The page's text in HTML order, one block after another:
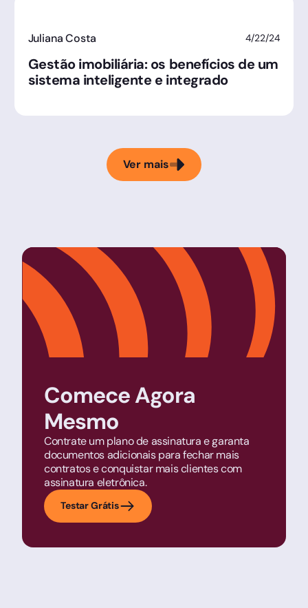
Juliana Costa 4/22/24
Gestão imobiliária: os benefícios de um
sistema inteligente e integrado
Ver mais
Comece Agora
Mesmo
Contrate um plano de assinatura e garanta
documentos adicionais para fechar mais
contratos e conquistar mais clientes com
assinatura eletrônica.
Testar Grátis